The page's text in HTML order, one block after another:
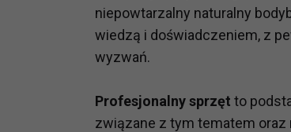
niepowtarzalny naturalny
wiedzą i doświadczeniem, z
wyzwań.
Profesjonalny sprzęt to
związane z tym tematem